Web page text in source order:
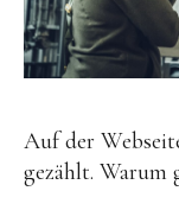
Auf der
gezählt. Warum